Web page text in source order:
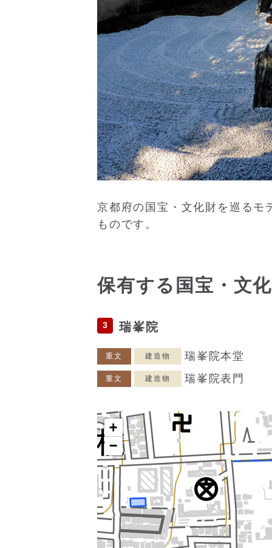
京都府の国宝・文化財を巡るモ
ものです。
保有する国宝・文
3 瑞峯院
重文 建造物 瑞峯院本堂
重文 建造物 瑞峯院表門
+
−